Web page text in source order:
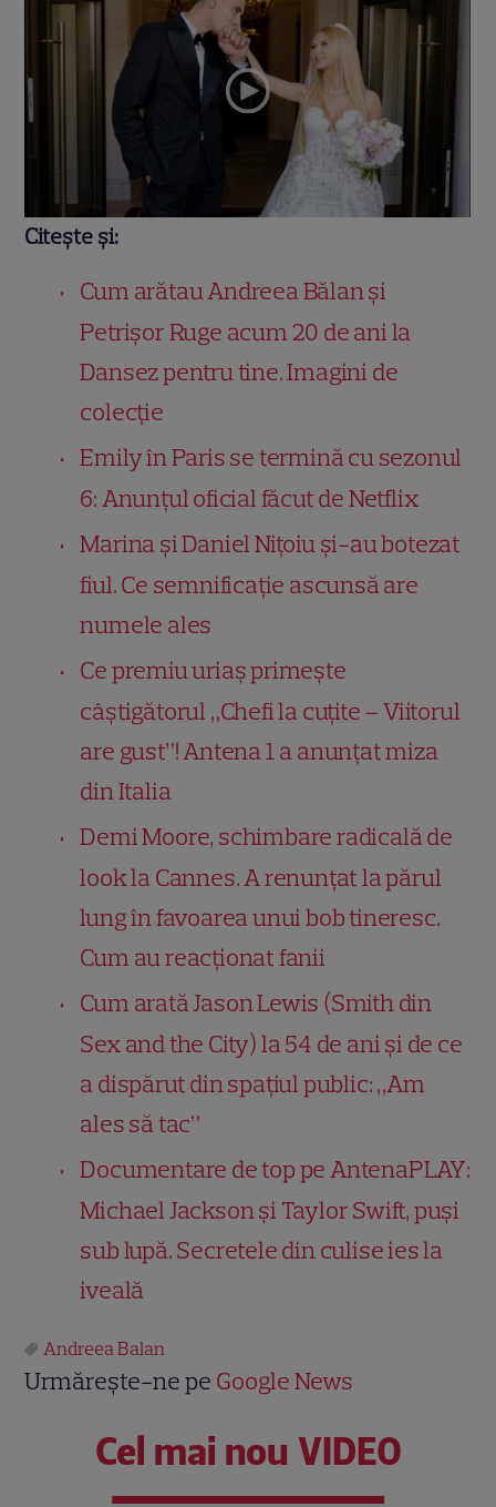
Citește și:
Cum arătau Andreea Bălan și
Petrișor Ruge acum 20 de ani la
Dansez pentru tine. Imagini de
colecție
Emily în Paris se termină cu sezonul
6: Anunțul oficial făcut de Netflix
Marina și Daniel Nițoiu și-au botezat
fiul. Ce semnificație ascunsă are
numele ales
Ce premiu uriaș primește
câștigătorul „Chefi la cuțite – Viitorul
are gust”! Antena 1 a anunțat miza
din Italia
Demi Moore, schimbare radicală de
look la Cannes. A renunțat la părul
lung în favoarea unui bob tineresc.
Cum au reacționat fanii
Cum arată Jason Lewis (Smith din
Sex and the City) la 54 de ani și de ce
a dispărut din spațiul public: „Am
ales să tac”
Documentare de top pe AntenaPLAY:
Michael Jackson și Taylor Swift, puși
sub lupă. Secretele din culise ies la
iveală
Andreea Balan
Urmărește-ne pe Google News
Cel mai nou VIDEO